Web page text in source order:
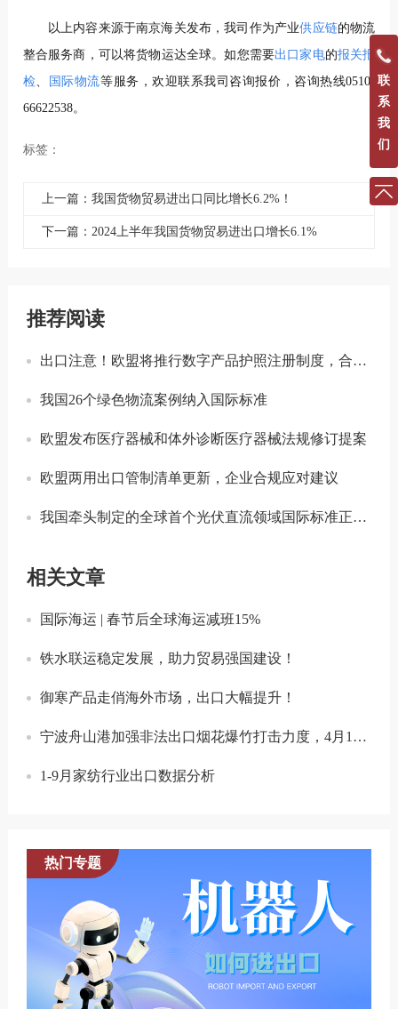
以上内容来源于南京海关发布，我司作为产业供应链的物流
整合服务商，可以将货物运达全球。如您需要出口家电的报关报
检
国际物流等服务，欢迎联系我司咨询报价，咨询热线0510-
66622538。
标签：
上一篇：我国货物贸易进出口同比增长6.2%！
下一篇：2024上半年我国货物贸易进出口增长6.1%
推荐阅读
出口注意！欧盟将推行数字产品护照注册制度，合规门槛进一步提升！
我国26个绿色物流案例纳入国际标准
欧盟发布医疗器械和体外诊断医疗器械法规修订提案
欧盟两用出口管制清单更新，企业合规应对建议
我国牵头制定的全球首个光伏直流领域国际标准正式发布
相关文章
国际海运 | 春节后全球海运减班15%
铁水联运稳定发展，助力贸易强国建设！
御寒产品走俏海外市场，出口大幅提升！
宁波舟山港加强非法出口烟花爆竹打击力度，4月1日起！
1-9月家纺行业出口数据分析
热门专题
联
系
我
们